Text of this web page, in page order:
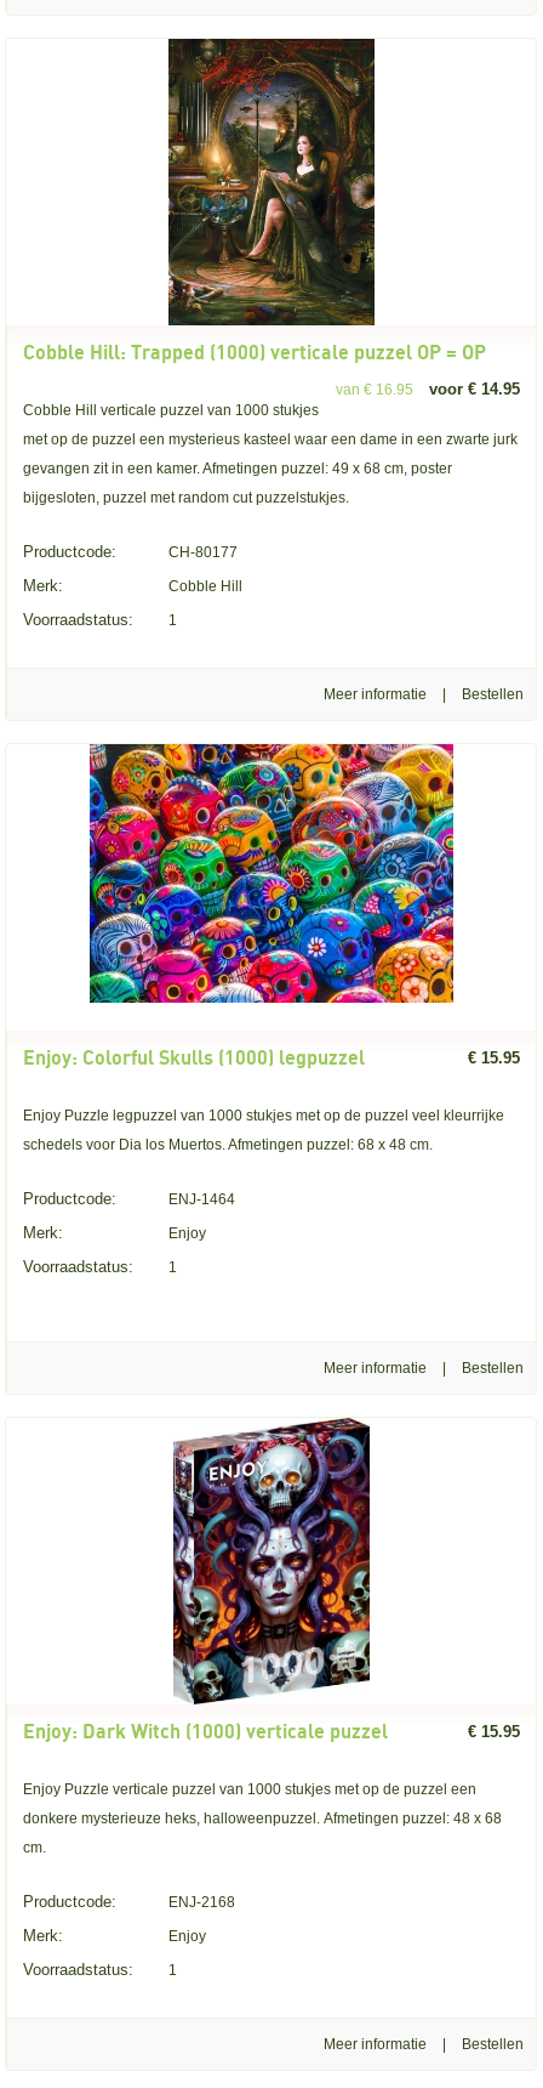
Cobble Hill: Trapped (1000) verticale puzzel OP = OP
voor € 14.95
van € 16.95
Cobble Hill verticale puzzel van 1000 stukjes
met op de puzzel een mysterieus kasteel waar een dame in een zwarte jurk
gevangen zit in een kamer. Afmetingen puzzel: 49 x 68 cm, poster
bijgesloten, puzzel met random cut puzzelstukjes.
Productcode: CH-80177
Merk: Cobble Hill
Voorraadstatus: 1
Meer informatie
Enjoy: Colorful Skulls (1000) legpuzzel € 15.95
Enjoy Puzzle legpuzzel van 1000 stukjes met op de puzzel veel kleurrijke
schedels voor Dia los Muertos. Afmetingen puzzel: 68 x 48 cm.
Productcode: ENJ-1464
Merk: Enjoy
Voorraadstatus: 1
Meer informatie
Enjoy: Dark Witch (1000) verticale puzzel € 15.95
Enjoy Puzzle verticale puzzel van 1000 stukjes met op de puzzel een
donkere mysterieuze heks, halloweenpuzzel. Afmetingen puzzel: 48 x 68
cm.
Productcode: ENJ-2168
Merk: Enjoy
Voorraadstatus: 1
Meer informatie